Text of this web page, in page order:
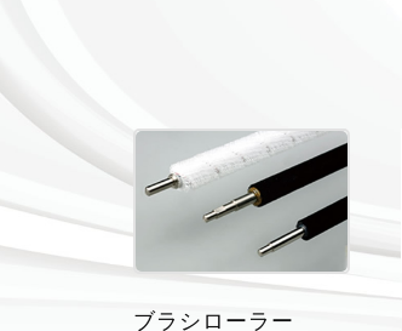
ブラシローラー